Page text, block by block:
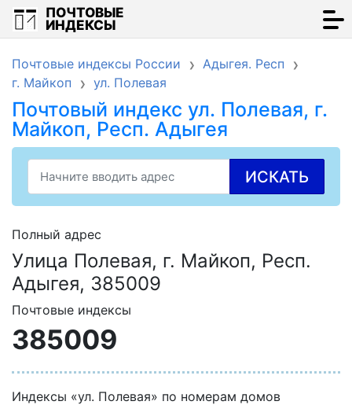
ПОЧТОВЫЕ
ИНДЕКСЫ
Почтовые индексы России
Адыгея. Респ
г. Майкоп
ул. Полевая
Почтовый индекс ул. Полевая, г.
Майкоп, Респ. Адыгея
ИСКАТЬ
Полный адрес
Улица Полевая, г. Майкоп, Респ.
Адыгея, 385009
Почтовые индексы
385009
Индексы «ул. Полевая» по номерам домов